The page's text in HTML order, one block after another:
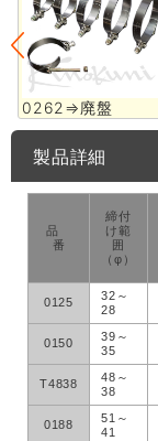
0262⇒廃盤
製品詳細
品
番
締付
け範
囲
（φ）
0125
32～
28
0150
39～
35
T4838
48～
38
0188
51～
41